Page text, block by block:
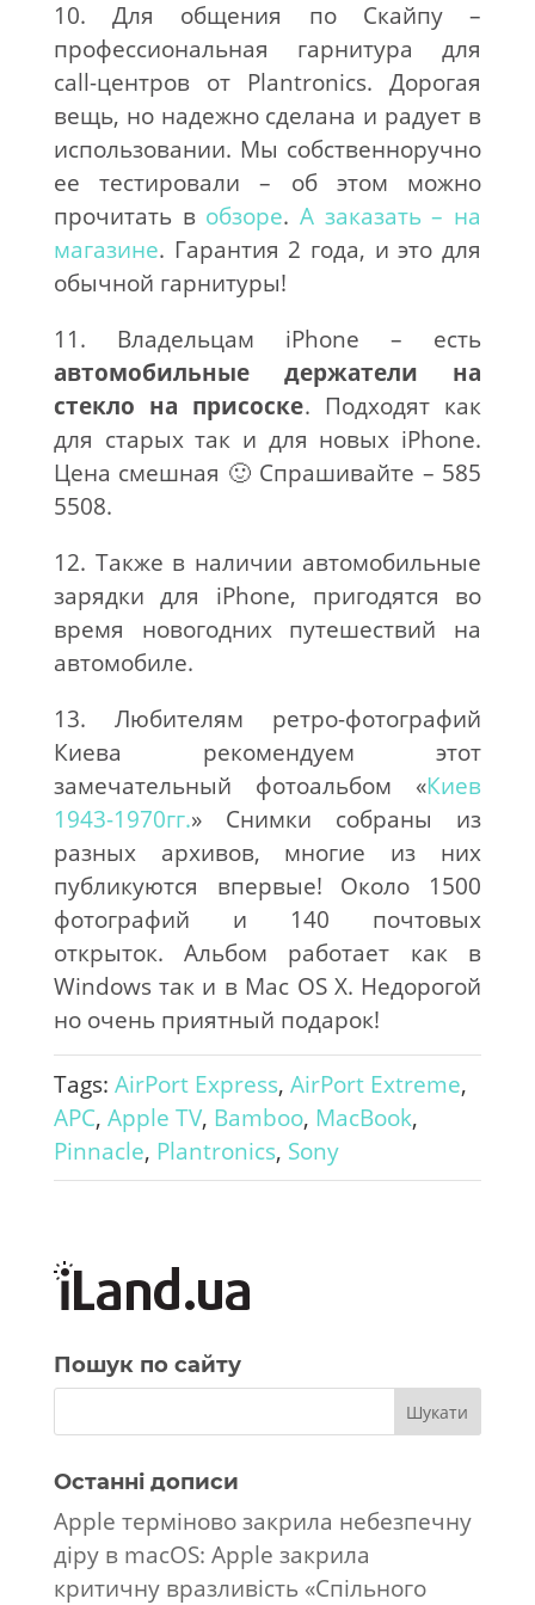
10. Для общения по Скайпу –
профессиональная гарнитура для
call-центров от Plantronics. Дорогая
вещь, но надежно сделана и радует в
использовании. Мы собственноручно
ее тестировали – об этом можно
прочитать в обзоре. А заказать – на
магазине. Гарантия 2 года, и это для
обычной гарнитуры!
11. Владельцам iPhone – есть
автомобильные держатели на
стекло на присоске. Подходят как
для старых так и для новых iPhone.
Цена смешная 🙂 Спрашивайте – 585
5508.
12. Также в наличии автомобильные
зарядки для iPhone, пригодятся во
время новогодних путешествий на
автомобиле.
13. Любителям ретро-фотографий
Киева рекомендуем этот
замечательный фотоальбом «Киев
1943-1970гг.» Снимки собраны из
разных архивов, многие из них
публикуются впервые! Около 1500
фотографий и 140 почтовых
открыток. Альбом работает как в
Windows так и в Mac OS X. Недорогой
но очень приятный подарок!
Tags: AirPort Express, AirPort Extreme,
APC, Apple TV, Bamboo, MacBook,
Pinnacle, Plantronics, Sony
Пошук по сайту
Останні дописи
Apple терміново закрила небезпечну
діру в macOS: Apple закрила
критичну вразливість «Спільного